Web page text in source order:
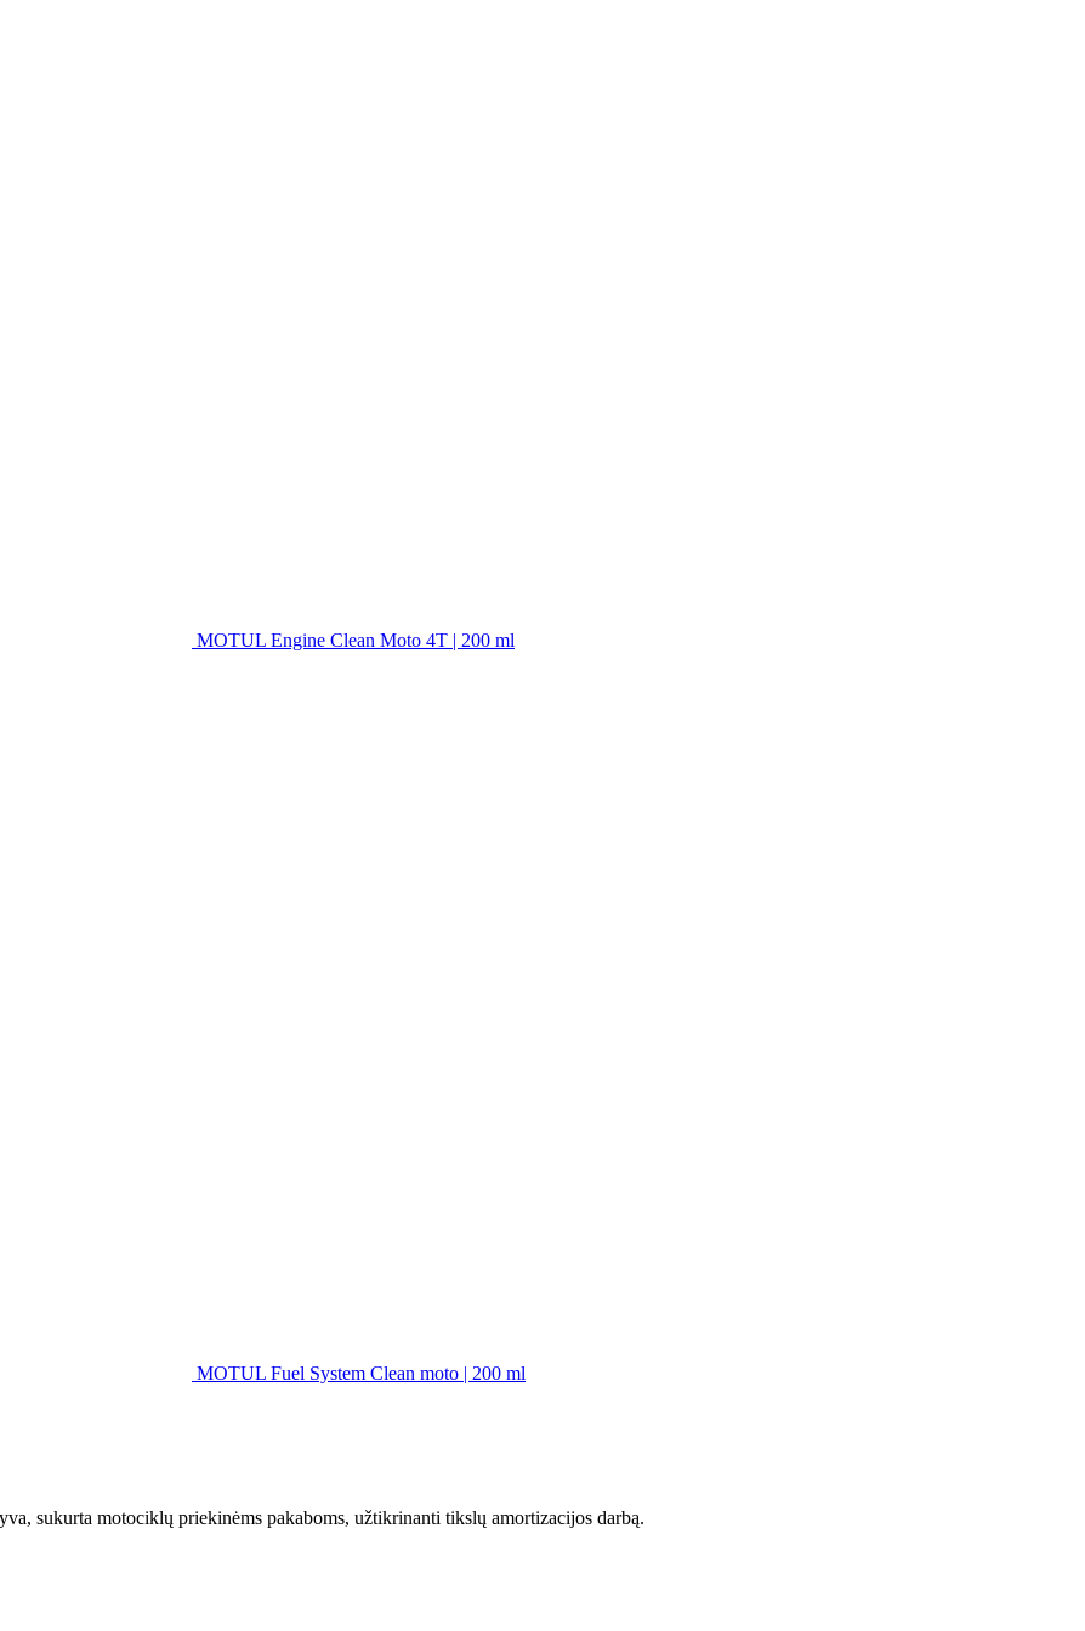
MOTUL Engine Clean Moto 4T | 200 ml
MOTUL Fuel System Clean moto | 200 ml
sukurta motociklų priekinėms pakaboms, užtikrinanti tikslų amortizacijos darbą.